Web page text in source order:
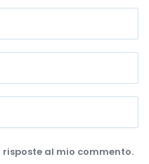
al mio commento.